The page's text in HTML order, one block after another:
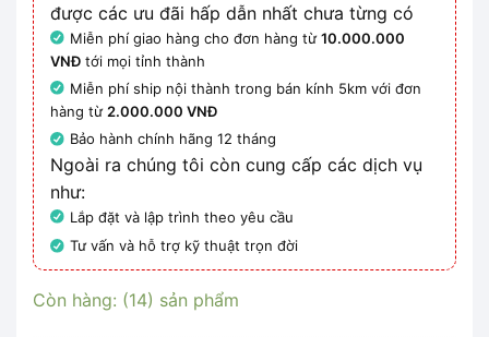
được các ưu đãi hấp dẫn nhất chưa từng có
Miễn phí giao hàng cho đơn hàng từ10.000.000
VNĐ tới mọi tỉnh thành
Miễn phí ship nội thành trong bán kính 5km với đơn
hàng từ2.000.000 VNĐ
Bảo hành chính hãng 12 tháng
Ngoài ra chúng tôi còn cung cấp các dịch vụ
như:
Lắp đặt và lập trình theo yêu cầu
Tư vấn và hỗ trợ kỹ thuật trọn đời
Còn hàng: (14) sản phẩm